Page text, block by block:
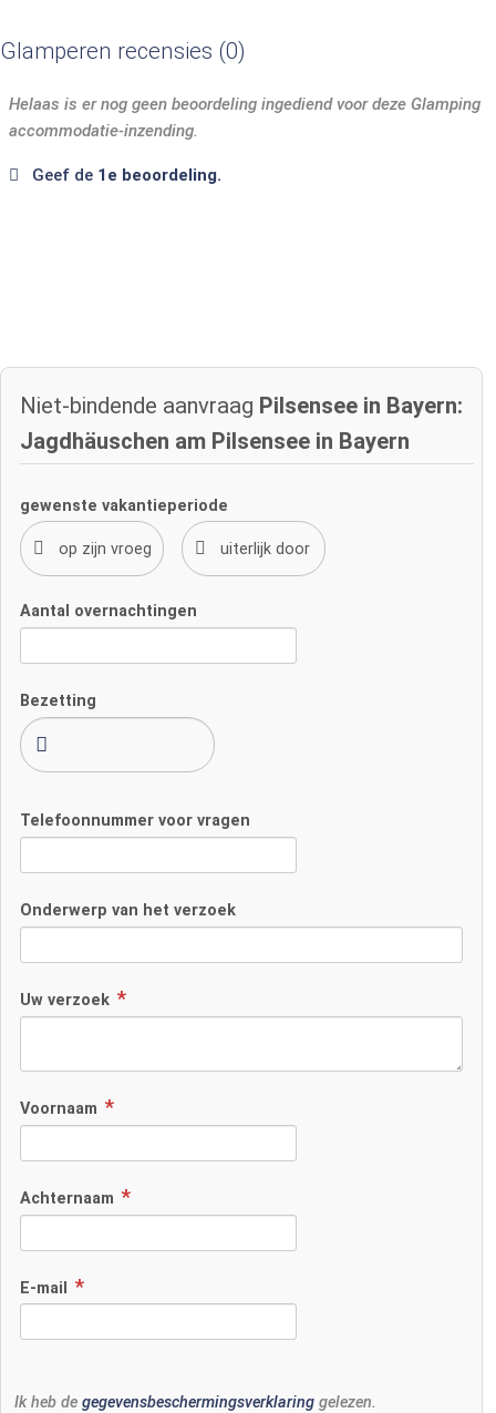
Glamperen recensies 0
Helaas is er nog geen beoordeling ingediend voor deze Glamping
accommodatie-inzending.
Geef de 1e beoordeling.
Niet-bindende aanvraag Pilsensee in Bayern:
Jagdhäuschen am Pilsensee in Bayern
gewenste vakantieperiode
Aantal overnachtingen
Bezetting
Telefoonnummer voor vragen
Onderwerp van het verzoek
Uw verzoek
Voornaam
Achternaam
E-mail
Ik heb de gegevensbeschermingsverklaring gelezen.